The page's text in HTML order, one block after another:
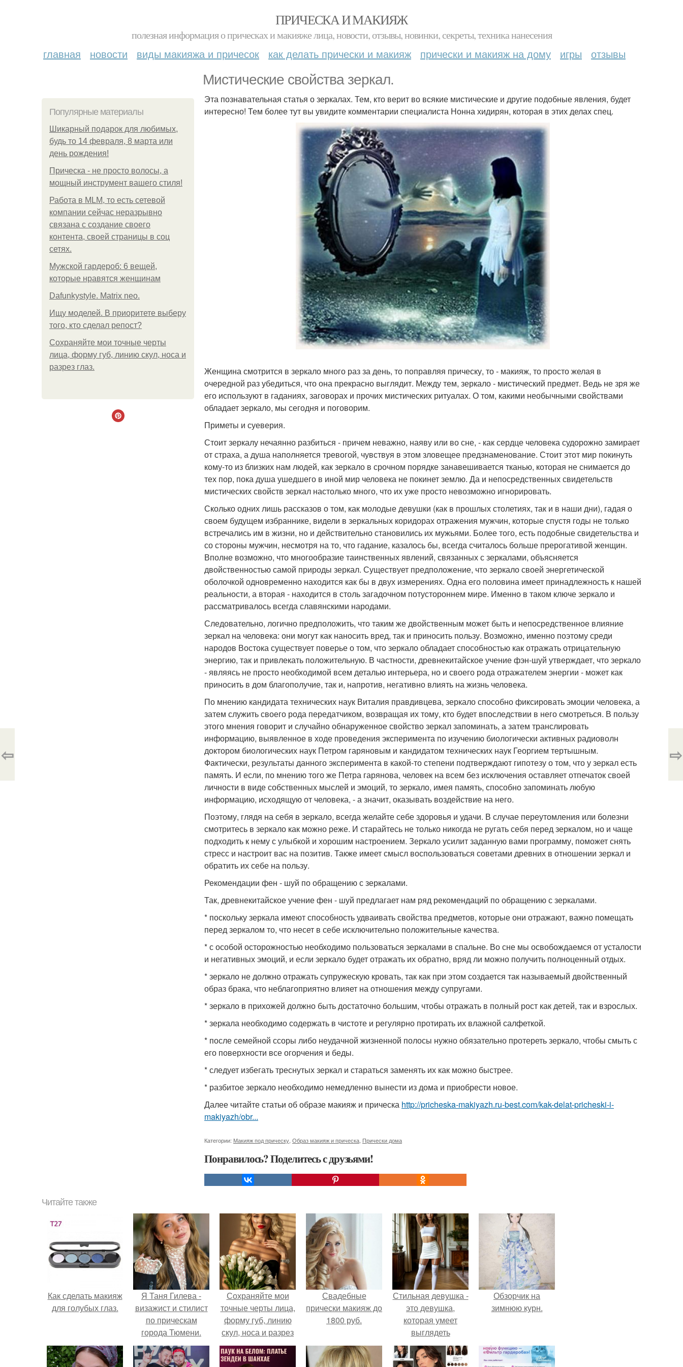
ПРИЧЕСКА И МАКИЯЖ
полезная информация о прическах и макияже лица, новости, отзывы, новинки, секреты, техника нанесения
главная новости виды макияжа и причесок как делать прически и макияж прически и макияж на дому игры отзывы
Мистические свойства зеркал.
Популярные материалы
Шикарный подарок для любимых,
будь то 14 февраля, 8 марта или
день рождения!
Прическа - не просто волосы, а
мощный инструмент вашего стиля!
Работа в MLM, то есть сетевой
компании сейчас неразрывно
связана с создание своего
контента, своей страницы в соц
сетях.
Мужской гардероб: 6 вещей,
которые нравятся женщинам
Dafunkystyle. Matrix neo.
Ищу моделей. В приоритете выберу
того, кто сделал репост?
Сохраняйте мои точные черты
лица, форму губ, линию скул, носа и
разрез глаз.
Эта познавательная статья о зеркалах. Тем, кто верит во всякие мистические и другие подобные явления, будет
интересно! Тем более тут вы увидите комментарии специалиста Нонна хидирян, которая в этих делах спец.
Женщина смотрится в зеркало много раз за день, то поправляя прическу, то - макияж, то просто желая в
очередной раз убедиться, что она прекрасно выглядит. Между тем, зеркало - мистический предмет. Ведь не зря же
его используют в гаданиях, заговорах и прочих мистических ритуалах. О том, какими необычными свойствами
обладает зеркало, мы сегодня и поговорим.
Приметы и суеверия.
Стоит зеркалу нечаянно разбиться - причем неважно, наяву или во сне, - как сердце человека судорожно замирает
от страха, а душа наполняется тревогой, чувствуя в этом зловещее предзнаменование. Стоит этот мир покинуть
кому-то из близких нам людей, как зеркало в срочном порядке занавешивается тканью, которая не снимается до
тех пор, пока душа ушедшего в иной мир человека не покинет землю. Да и непосредственных свидетельств
мистических свойств зеркал настолько много, что их уже просто невозможно игнорировать.
Сколько одних лишь рассказов о том, как молодые девушки (как в прошлых столетиях, так и в наши дни), гадая о
своем будущем избраннике, видели в зеркальных коридорах отражения мужчин, которые спустя годы не только
встречались им в жизни, но и действительно становились их мужьями. Более того, есть подобные свидетельства и
со стороны мужчин, несмотря на то, что гадание, казалось бы, всегда считалось больше прерогативой женщин.
Вполне возможно, что многообразие таинственных явлений, связанных с зеркалами, объясняется
двойственностью самой природы зеркал. Существует предположение, что зеркало своей энергетической
оболочкой одновременно находится как бы в двух измерениях. Одна его половина имеет принадлежность к нашей
реальности, а вторая - находится в столь загадочном потустороннем мире. Именно в таком ключе зеркало и
рассматривалось всегда славянскими народами.
Следовательно, логично предположить, что таким же двойственным может быть и непосредственное влияние
зеркал на человека: они могут как наносить вред, так и приносить пользу. Возможно, именно поэтому среди
народов Востока существует поверье о том, что зеркало обладает способностью как отражать отрицательную
энергию, так и привлекать положительную. В частности, древнекитайское учение фэн-шуй утверждает, что зеркало
- являясь не просто необходимой всем деталью интерьера, но и своего рода отражателем энергии - может как
приносить в дом благополучие, так и, напротив, негативно влиять на жизнь человека.
По мнению кандидата технических наук Виталия правдивцева, зеркало способно фиксировать эмоции человека, а
затем служить своего рода передатчиком, возвращая их тому, кто будет впоследствии в него смотреться. В пользу
этого мнения говорит и случайно обнаруженное свойство зеркал запоминать, а затем транслировать
информацию, выявленное в ходе проведения эксперимента по изучению биологически активных радиоволн
доктором биологических наук Петром гаряновым и кандидатом технических наук Георгием тертышным.
Фактически, результаты данного эксперимента в какой-то степени подтверждают гипотезу о том, что у зеркал есть
память. И если, по мнению того же Петра гарянова, человек на всем без исключения оставляет отпечаток своей
личности в виде собственных мыслей и эмоций, то зеркало, имея память, способно запоминать любую
информацию, исходящую от человека, - а значит, оказывать воздействие на него.
Поэтому, глядя на себя в зеркало, всегда желайте себе здоровья и удачи. В случае переутомления или болезни
смотритесь в зеркало как можно реже. И старайтесь не только никогда не ругать себя перед зеркалом, но и чаще
подходить к нему с улыбкой и хорошим настроением. Зеркало усилит заданную вами программу, поможет снять
стресс и настроит вас на позитив. Также имеет смысл воспользоваться советами древних в отношении зеркал и
обратить их себе на пользу.
Рекомендации фен - шуй по обращению с зеркалами.
Так, древнекитайское учение фен - шуй предлагает нам ряд рекомендаций по обращению с зеркалами.
* поскольку зеркала имеют способность удваивать свойства предметов, которые они отражают, важно помещать
перед зеркалом то, что несет в себе исключительно положительные качества.
* с особой осторожностью необходимо пользоваться зеркалами в спальне. Во сне мы освобождаемся от усталости
и негативных эмоций, и если зеркало будет отражать их обратно, вряд ли можно получить полноценный отдых.
* зеркало не должно отражать супружескую кровать, так как при этом создается так называемый двойственный
образ брака, что неблагоприятно влияет на отношения между супругами.
* зеркало в прихожей должно быть достаточно большим, чтобы отражать в полный рост как детей, так и взрослых.
* зеркала необходимо содержать в чистоте и регулярно протирать их влажной салфеткой.
* после семейной ссоры либо неудачной жизненной полосы нужно обязательно протереть зеркало, чтобы смыть с
его поверхности все огорчения и беды.
* следует избегать треснутых зеркал и стараться заменять их как можно быстрее.
* разбитое зеркало необходимо немедленно вынести из дома и приобрести новое.
Далее читайте статьи об образе макияж и прическа http://pricheska-makiyazh.ru-best.com/kak-delat-pricheski-i-
makiyazh/obr...
Категории: Макияж под прическу Образ макияж и прическа Прически дома
Понравилось? Поделитесь с друзьями!
⇦ ⇨
Читайте также
Как сделать макияж
для голубых глаз.
Я Таня Гилева -
визажист и стилист
по прическам
города Тюмени.
Сохраняйте мои
точные черты лица,
форму губ, линию
скул, носа и разрез
глаз.
Свадебные
прически макияж до
1800 руб.
Стильная девушка -
это девушка,
которая умеет
выглядеть
привлекательно и
элегантно в любои
Обзорчик на
зимнюю курн.